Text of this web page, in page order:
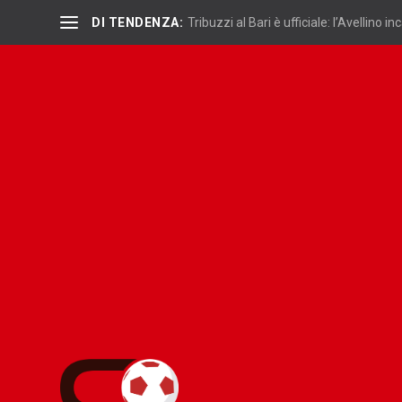
DI TENDENZA: Tribuzzi al Bari è ufficiale: l’Avellino